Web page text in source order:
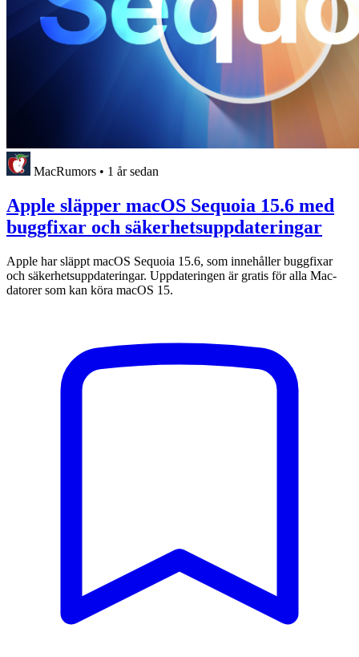
MacRumors • 1 år sedan
Apple släpper macOS Sequoia 15.6 med
buggfixar och säkerhetsuppdateringar
Apple har släppt macOS Sequoia 15.6, som innehåller buggfixar
och säkerhetsuppdateringar. Uppdateringen är gratis för alla Mac-
datorer som kan köra macOS 15.